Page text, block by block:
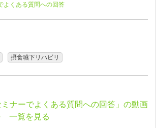
よくある質問への回答
摂食嚥下リハビリ
ミナーでよくある質問への回答」の動画
覧を見る